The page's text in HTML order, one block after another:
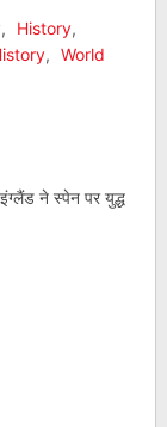
, History,
, World
ने स्पेन पर युद्ध